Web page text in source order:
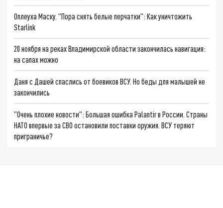
Оплеуха Маску. "Пора снять белые перчатки": Как уничтожить
Starlink
20 ноября на реках Владимирской области закончилась навигация:
на сапах можно
Даня с Дашей спаслись от боевиков ВСУ. Но беды для малышей не
закончились
"Очень плохие новости": Большая ошибка Palantir в России. Страны
НАТО впервые за СВО остановили поставки оружия. ВСУ теряют
приграничье?